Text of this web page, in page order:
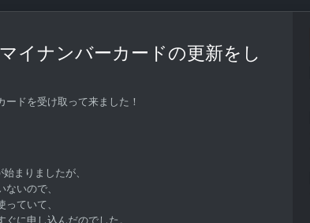
イナンバーカードの更新をし
ドを受け取って来ました！
まりましたが、
いので、
ていて、
に申し込んだのでした。